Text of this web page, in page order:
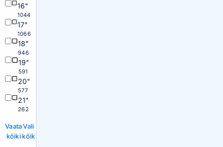
16"
1044
17"
1066
18"
946
19"
591
20"
577
21"
262
Vaata
kõiki
Vali
kõik